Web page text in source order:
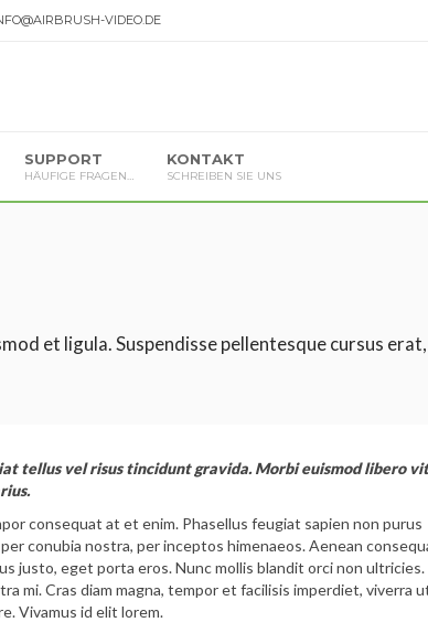
VIDEO.DE
SUPPORT
HÄUFIGE FRAGEN…
KONTAKT
SCHREIBEN SIE UNS
et ligula. Suspendisse pellentesque cursus
tellus vel risus tincidunt gravida. Morbi euismod libero
consequat at et enim. Phasellus feugiat sapien non purus
conubia nostra, per inceptos himenaeos. Aenean
justo, eget porta eros. Nunc mollis blandit orci non ultricies.
mi. Cras diam magna, tempor et facilisis imperdiet, viverra
Vivamus id elit lorem.